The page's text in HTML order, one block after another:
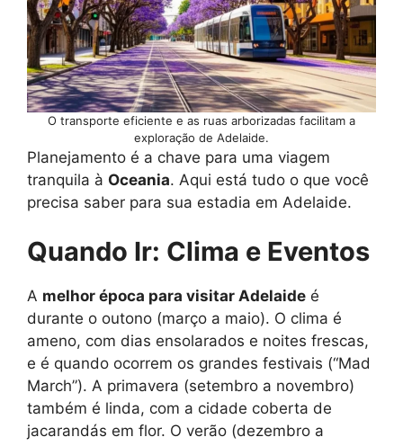
O transporte eficiente e as ruas arborizadas facilitam a
exploração de Adelaide.
Planejamento é a chave para uma viagem
tranquila à Oceania. Aqui está tudo o que você
precisa saber para sua estadia em Adelaide.
Quando Ir: Clima e Eventos
A melhor época para visitar Adelaide é
durante o outono (março a maio). O clima é
ameno, com dias ensolarados e noites frescas,
e é quando ocorrem os grandes festivais (“Mad
March”). A primavera (setembro a novembro)
também é linda, com a cidade coberta de
jacarandás em flor. O verão (dezembro a